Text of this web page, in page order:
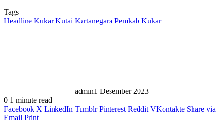
Tags
Headline Kukar Kutai Kartanegara Pemkab Kukar
admin1 Desember 2023
0 1 minute read
Facebook X LinkedIn Tumblr Pinterest Reddit VKontakte Share via
Email Print